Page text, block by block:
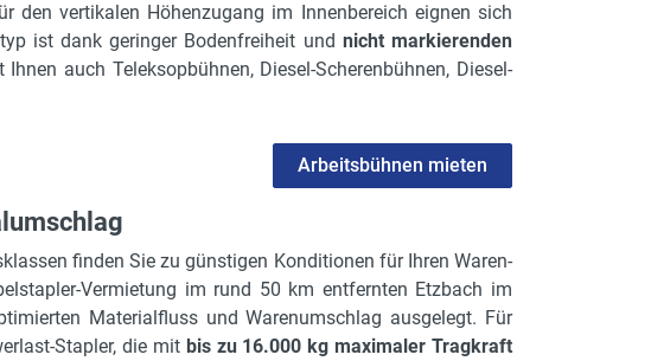
den vertikalen Höhenzugang im Innenbereich eignen sich
ist dank geringer Bodenfreiheit und nicht markierenden
auch Teleksopbühnen, Diesel-Scherenbühnen, Diesel-
Arbeitsbühnen mieten
finden Sie zu günstigen Konditionen für Ihren Waren-
Vermietung im rund 50 km entfernten Etzbach im
Materialfluss und Warenumschlag ausgelegt. Für
Stapler, die mit bis zu 16.000 kg maximaler Tragkraft